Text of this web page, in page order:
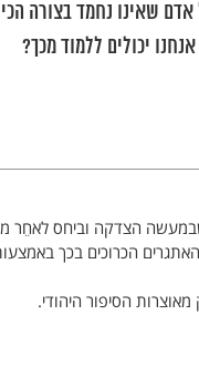
שאינו נחמד בצורה
יכולים ללמוד מכך?
הצדקה וביחס לאחֵר
הכרוכים בכך
הסיפור היהודי.